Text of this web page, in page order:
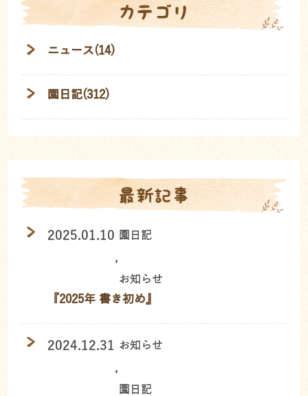
カテゴリ
ニュース(14)
園日記(312)
最新記事
2025.01.10 園日記
,
お知らせ
『2025年 書き初め』
2024.12.31 お知らせ
,
園日記